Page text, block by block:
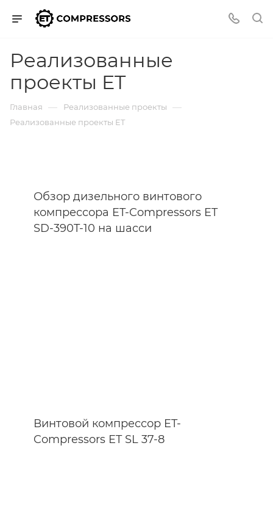
Реализованные
проекты ET
Главная — Реализованные проекты —
Реализованные проекты ET
Обзор дизельного винтового
компрессора ET-Compressors ET
SD-390T-10 на шасси
Винтовой компрессор ET-
Compressors ET SL 37-8